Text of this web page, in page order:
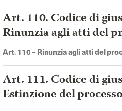
Art. 110. Codice di
Rinunzia agli atti del
Art.110 –Rinunzia agli atti del
Art. 111. Codice di
Estinzione del